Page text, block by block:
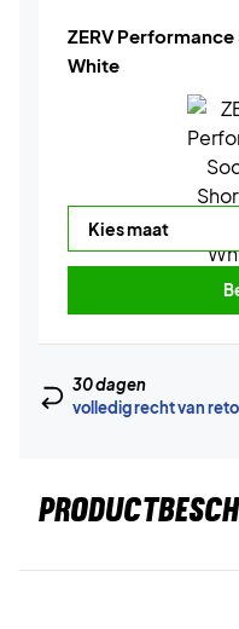
ZERV
White
30 dagen
volledig recht van